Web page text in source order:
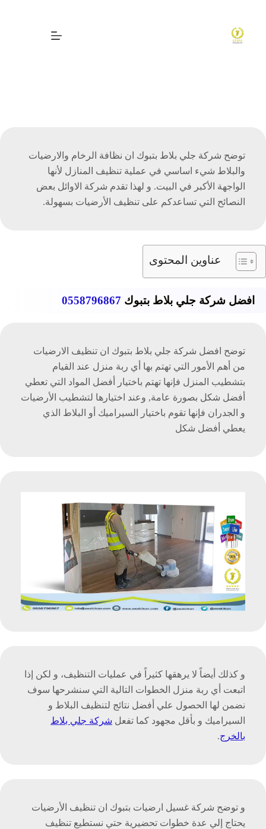
المحتوى
توضح شركة جلي بلاط بتبوك ان نظافة الرخام والارضيات
والبلاط شيء اساسي في عملية تنظيف المنازل لأنها
الواجهة الأكبر في البيت. و لهذا تقدم شركة الاوائل بعض
النصائح التي تساعدكم على تنظيف الأرضيات بسهولة.
عناوين المحتوى
افضل شركة جلي بلاط بتبوك 0558796867
توضح افضل شركة جلي بلاط بتبوك ان تنظيف الارضيات
من أهم الأمور التي تهتم بها أي ربة منزل عند القيام
بتشطيب المنزل فإنها تهتم باختيار أفضل المواد التي تعطي
أفضل شكل بصورة عامة, وعند اختيارها لتشطيب الأرضيات
و الجدران فإنها تقوم باختيار السيراميك أو البلاط الذي
يعطي أفضل شكل
و كذلك أيضاً لا يرهقها كثيراً في عمليات التنظيف، و لكن إذا
اتبعت أي ربة منزل الخطوات التالية التي سنشرحها سوف
نضمن لها الحصول علي أفضل نتائج لتنظيف البلاط و
السيراميك و بأقل مجهود كما تفعل شركة جلي بلاط
بالخرج.
و توضح شركة غسيل ارضيات بتبوك ان تنظيف الأرضيات
يحتاج إلي عدة خطوات تحضيرية حتي نستطيع تنظيف